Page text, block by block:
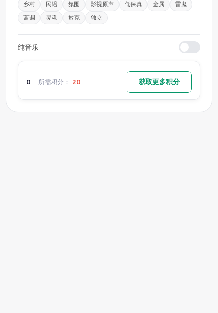
乡村
民谣 氛围 影视原声 低保真 金属
雷鬼
蓝调
灵魂 放克 独立
纯音乐
0 所需积分： 20 获取更多积分